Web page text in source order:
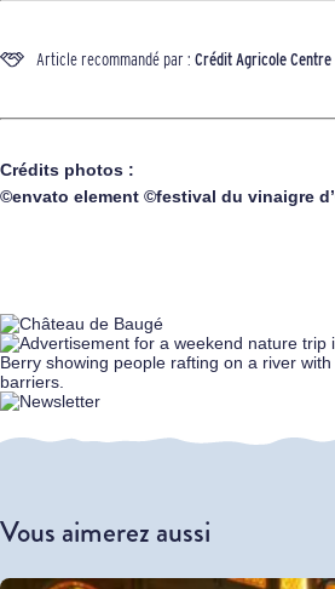
Article recommandé par : Crédit Agricole
Crédits photos :
©envato element ©festival du vinaigre
Vous aimerez aussi